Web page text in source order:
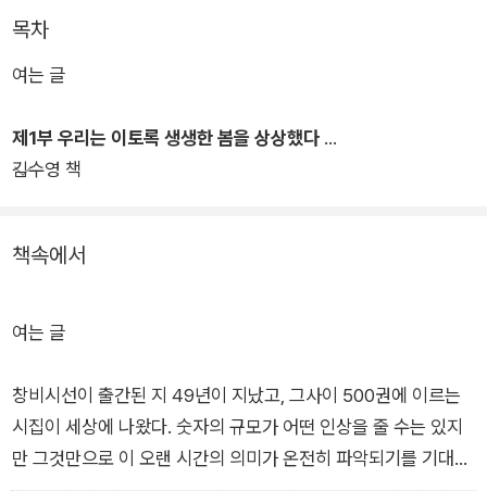
에 가능했음을 되새기기 위한 기획의 일환으로 꾸려졌다.
이번 시선집은 시인들이 직접 즐겨 읽는 시편들을 모았다는 점에
관』의 저자인 창비시선 400번대의 시인들이며, 창비시선 전체
작품을 추천대상작으로 했다. 그 결과 한국시의 빛나는 역사가 한
을 책정함으로써 『한 사람의 노래가 온 거리에 노래를』은 시를 사
이들에게는 더없이 좋은 마중물이 될 전망이다.
목차
여는 글
제1부 우리는 이토록 생생한 봄을 상상했다
김수영 책
책속에서
여는 글
창비시선이 출간된 지 49년이 지났고, 그사이 500권에 이르는
시집이 세상에 나왔다. 숫자의 규모가 어떤 인상을 줄 수는 있지
만 그것만으로 이 오랜 시간의 의미가 온전히 파악되기를 기대하
기란 당연히 어렵다. 한권의 시집이 담아낸 고유의 시간은 시인